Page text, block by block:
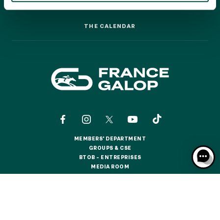
JEUXDI BY PARISLONGCHAMP
ALL OUR EVENTS
SEASON TICKET OFFERS
SEASON TICKET OFFERS
RACING: A STEP-BY-STEP GUIDE
RACING: A STEP-BY-STEP GUIDE
THE CALENDAR
MEMBERS' DEPARTMENT
MEMBERS' DEPARTMENT
GROUPS & CSE
GROUPS & CSE
BTOB – ENTREPRISES
BTOB – ENTREPRISES
MEDIA ROOM
MEDIA ROOM